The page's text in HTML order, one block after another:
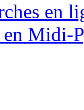
en
Midi-